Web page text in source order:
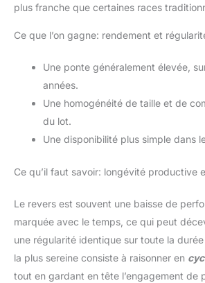
plus franche que certaines races
Ce que l’on gagne: rendement et
Une ponte généralement élevée,
années.
Une homogénéité de taille et de
du lot.
Une disponibilité plus simple dans
Ce qu’il faut savoir: longévité productive
Le revers est souvent une baisse de
marquée avec le temps, ce qui peut
une régularité identique sur toute la
la plus sereine consiste à raisonner en
tout en gardant en tête l’engagement de